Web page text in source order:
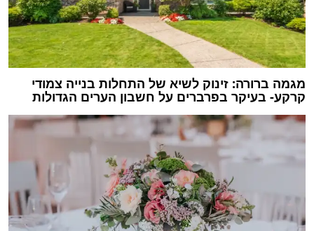
מגמה ברורה: זינוק לשיא של התחלות בנייה צמודי
קרקע- בעיקר בפרברים על חשבון הערים הגדולות